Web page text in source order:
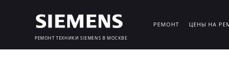
РЕМОНТ ТЕХНИКИ SIEMENS В МОСКВЕ
РЕМОНТ ЦЕНЫ НА